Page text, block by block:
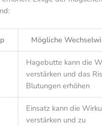
Mögliche
Hagebutte kann die
verstärken und das
Blutungen erhöhen
Einsatz kann die
verstärken und zu